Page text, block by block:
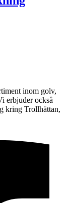
inom golv,
erbjuder också
kring Trollhättan,